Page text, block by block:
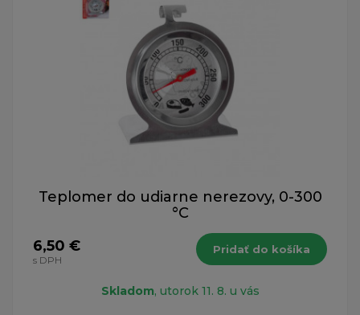
Teplomer do udiarne nerezovy, 0-300
°C
6,50 €
s DPH
Pridať do košíka
Skladom, utorok 11. 8. u vás